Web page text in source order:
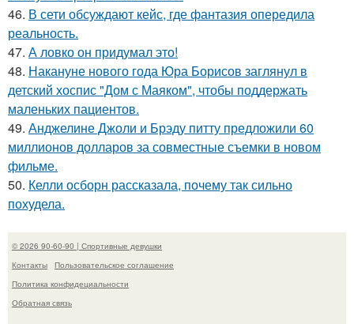
46. В сети обсуждают кейс, где фантазия опередила
реальность.
47. А ловко он придумал это!
48. Накануне нового года Юра Борисов заглянул в
детский хоспис "Дом с Маяком", чтобы поддержать
маленьких пациентов.
49. Анджелине Джоли и Брэду питту предложили 60
миллионов долларов за совместные съемки в новом
фильме.
50. Келли осборн рассказала, почему так сильно
похудела.
© 2026 90-60-90 | Спортивные девушки
Контакты
Пользовательское соглашение
Политика конфидециальности
Обратная связь